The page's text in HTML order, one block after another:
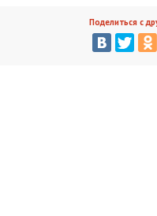
Поделиться с